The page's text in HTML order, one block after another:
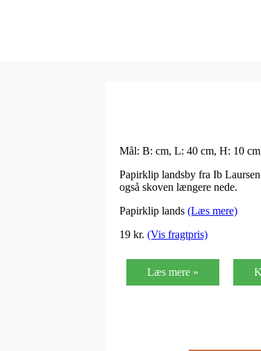
Mål: B: cm, L: 40 cm, H: 10
Papirklip landsby fra Ib
også skoven længere nede.
Papirklip lands (Læs mere)
19 kr. (Vis fragtpris)
Læs mere »